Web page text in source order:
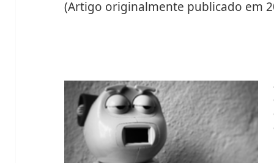
(Artigo originalmente publicado em